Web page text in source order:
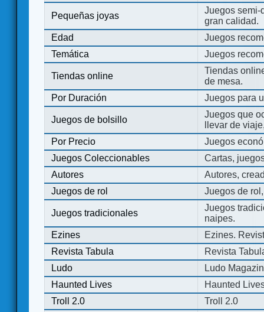
Pequeñas joyas
Juegos semi-
gran calidad.
Edad
Juegos
Temática
Juegos
Tiendas online
Tiendas
de mesa.
Por Duración
Juegos para
Juegos de bolsillo
Juegos que
llevar de
Por Precio
Juegos
Juegos Coleccionables
Cartas,
Autores
Autores,
Juegos de rol
Juegos de
Juegos tradicionales
Juegos
naipes.
Ezines
Ezines.
Revista Tabula
Revista
Ludo
Ludo
Haunted Lives
Haunted
Troll 2.0
Troll 2.0